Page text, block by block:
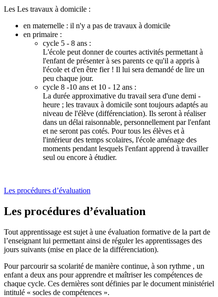
Les Les travaux à domicile :
en maternelle : il n'y a pas de travaux à domicile
en primaire :
cycle 5 - 8 ans :
L'école peut donner de courtes activités permettant à
l'enfant de présenter à ses parents ce qu'il a appris à
l'école et d'en être fier ! Il lui sera demandé de lire un
peu chaque jour.
cycle 8 -10 ans et 10 - 12 ans :
La durée approximative du travail sera d'une demi -
heure ; les travaux à domicile sont toujours adaptés au
niveau de l'élève (différenciation). Ils seront à réaliser
dans un délai raisonnable, personnellement par l'enfant
et ne seront pas cotés. Pour tous les élèves et à
l'intérieur des temps scolaires, l'école aménage des
moments pendant lesquels l'enfant apprend à travailler
seul ou encore à étudier.
Les procédures d’évaluation
Les procédures d’évaluation
Tout apprentissage est sujet à une évaluation formative de la part de
l’enseignant lui permettant ainsi de réguler les apprentissages des
jours suivants (mise en place de la différenciation).
Pour parcourir sa scolarité de manière continue, à son rythme , un
enfant a deux ans pour apprendre et maîtriser les compétences de
chaque cycle. Ces dernières sont définies par le document ministériel
intitulé « socles de compétences ».